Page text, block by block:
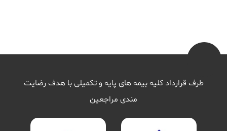
طرف قرارداد کلیه بیمه های پایه و تکمیلی با هدف رضایت
مندی مراجعین